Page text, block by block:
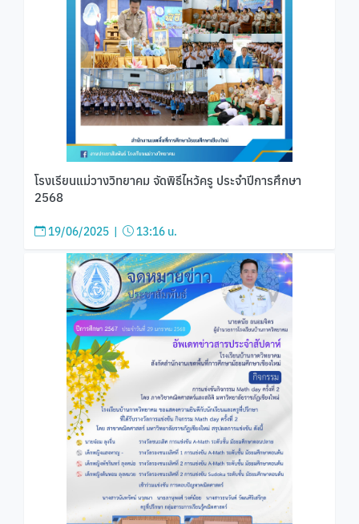
โรงเรียนแม่วางวิทยาคม จัดพิธีไหว้ครู ประจำปีการศึกษา
2568
19/06/2025 | 13:16 น.